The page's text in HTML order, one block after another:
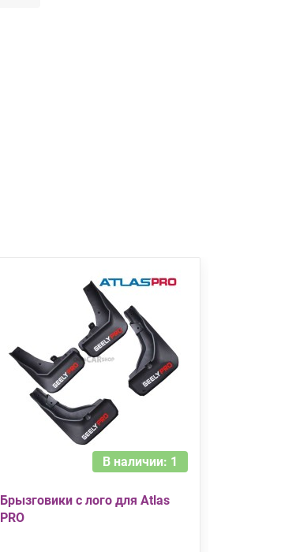
В наличии: 1
Брызговики с лого для Atlas
PRO